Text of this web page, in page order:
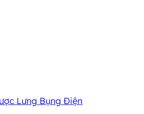
Lưng Bụng Điện